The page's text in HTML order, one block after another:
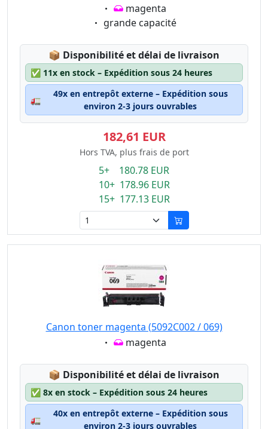
Eigenschaft:
magenta
Eigenschaft:
grande capacité
📦 Lagerstatus:
Disponibilité et délai de livraison
✅ 11x en stock – Expédition sous 24 heures
🚛
49x en entrepôt externe – Expédition sous
environ 2-3 jours ouvrables
182,61 EUR
Hors TVA, plus frais de port
5+ 180.78 EUR
10+ 178.96 EUR
15+ 177.13 EUR
Canon toner magenta (5092C002 / 069)
Eigenschaft:
magenta
📦 Lagerstatus:
Disponibilité et délai de livraison
✅ 8x en stock – Expédition sous 24 heures
🚛
40x en entrepôt externe – Expédition sous
environ 2-3 jours ouvrables